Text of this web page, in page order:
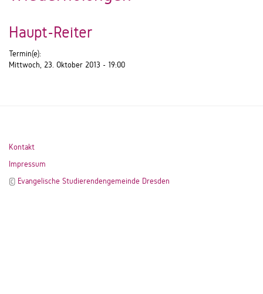
Haupt-Reiter
Termin(e):
Mittwoch, 23. Oktober 2013 - 19:00
Kontakt
Impressum
© Evangelische Studierendengemeinde Dresden